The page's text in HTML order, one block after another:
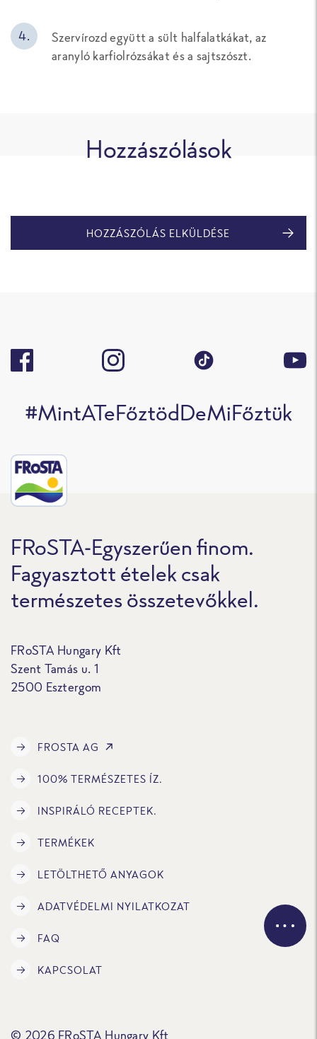
Szervírozd együtt a sült halfalatkákat, az
aranyló karfiolrózsákat és a sajtszószt.
Hozzászólások
HOZZÁSZÓLÁS ELKÜLDÉSE
#MintATeFőztödDeMiFőztük
FRoSTA-Egyszerűen finom.
Fagyasztott ételek csak
természetes összetevőkkel.
FRoSTA Hungary Kft
Szent Tamás u. 1
2500 Esztergom
FROSTA AG
100% TERMÉSZETES ÍZ.
INSPIRÁLÓ RECEPTEK.
TERMÉKEK
LETÖLTHETŐ ANYAGOK
ADATVÉDELMI NYILATKOZAT
FAQ
KAPCSOLAT
© 2026 FRoSTA Hungary Kft